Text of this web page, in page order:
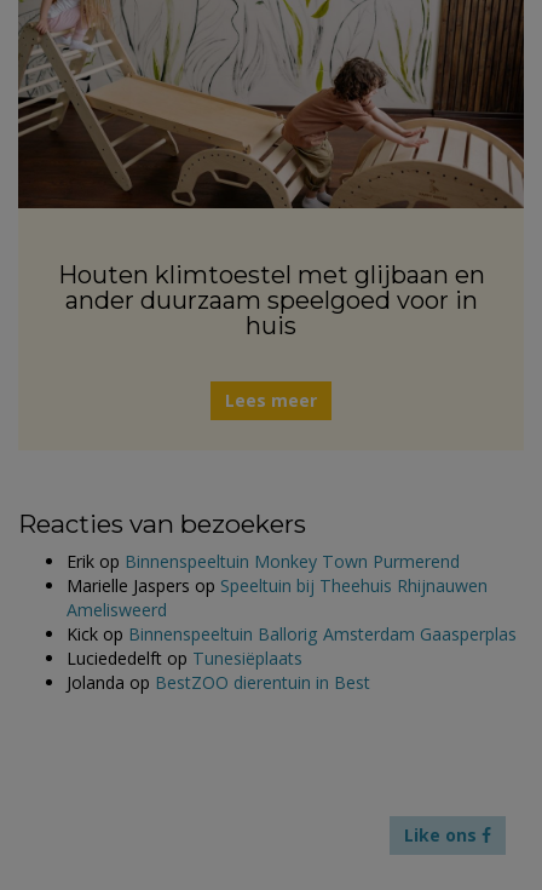
Houten klimtoestel met glijbaan en
ander duurzaam speelgoed voor in
huis
Lees meer
Reacties van bezoekers
Erik op Binnenspeeltuin Monkey Town Purmerend
Marielle Jaspers op Speeltuin bij Theehuis Rhijnauwen
Amelisweerd
Kick op Binnenspeeltuin Ballorig Amsterdam Gaasperplas
Luciededelft op Tunesiëplaats
Jolanda op BestZOO dierentuin in Best
Like ons